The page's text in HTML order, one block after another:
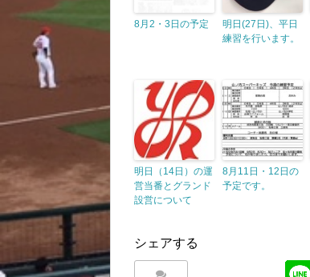
8月2・3日の予定
明日(27日)、平日
練習を行います。
明日（14日）の運
営当番とグランド
設営について
8月11日・12日の
予定です。
シェアする